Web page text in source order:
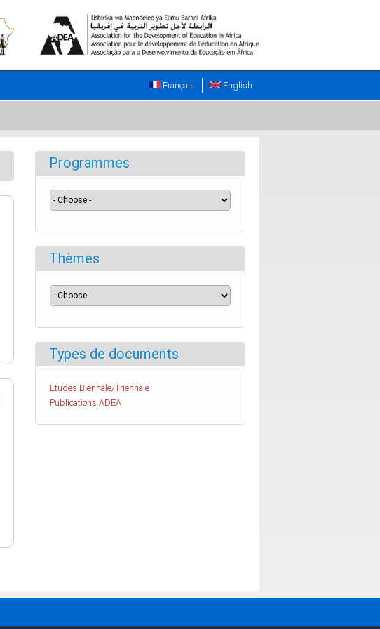
English
Français
Programmes
Thèmes
Types de documents
Etudes Biennale/Triennale
Publications ADEA